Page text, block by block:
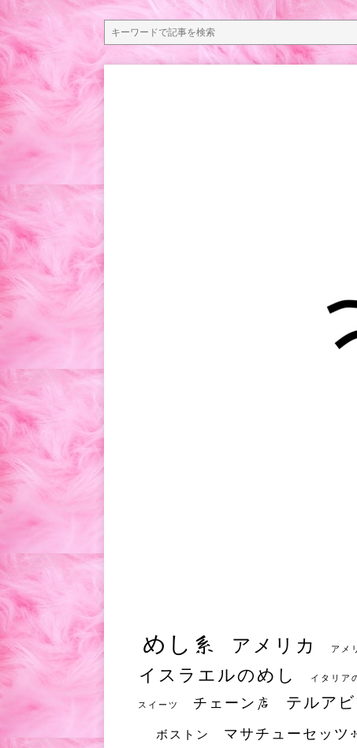
めし系 アメリカ アメ
イスラエルのめし イタリア
スイーツ チェーン店 テルアビ
ボストン マサチューセッツ